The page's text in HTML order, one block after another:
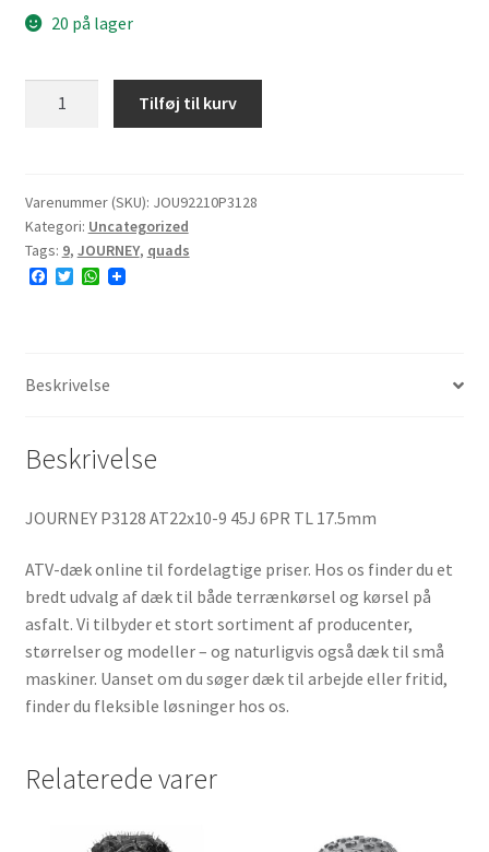
20 på lager
45F
6PR
TL
NHS
Tilføj til kurv
Varenummer (SKU): JOU92210P3128
Kategori: Uncategorized
Tags: 9, JOURNEY, quads
F
o
T
r
W
p
Beskrivelse
Beskrivelse
JOURNEY P3128 AT22x10-9 45J 6PR TL 17.5mm
ATV-dæk online til fordelagtige priser. Hos os finder du et
bredt udvalg af dæk til både terrænkørsel og kørsel på
asfalt. Vi tilbyder et stort sortiment af producenter,
størrelser og modeller – og naturligvis også dæk til små
maskiner. Uanset om du søger dæk til arbejde eller fritid,
finder du fleksible løsninger hos os.
Relaterede varer